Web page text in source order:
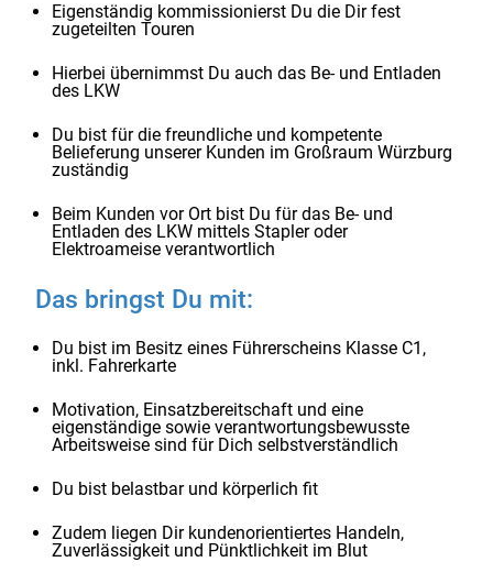
Eigenständig kommissionierst Du die Dir fest
zugeteilten Touren
Hierbei übernimmst Du auch das Be- und Entladen
des LKW
Du bist für die freundliche und kompetente
Belieferung unserer Kunden im Großraum Würzburg
zuständig
Beim Kunden vor Ort bist Du für das Be- und
Entladen des LKW mittels Stapler oder
Elektroameise verantwortlich
Das bringst Du mit:
Du bist im Besitz eines Führerscheins Klasse C1,
inkl. Fahrerkarte
Motivation, Einsatzbereitschaft und eine
eigenständige sowie verantwortungsbewusste
Arbeitsweise sind für Dich selbstverständlich
Du bist belastbar und körperlich fit
Zudem liegen Dir kundenorientiertes Handeln,
Zuverlässigkeit und Pünktlichkeit im Blut